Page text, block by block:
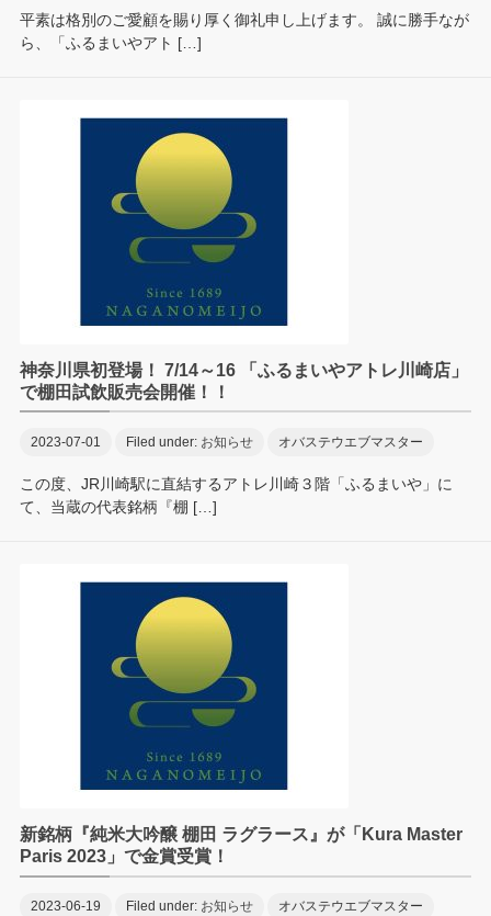
平素は格別のご愛顧を賜り厚く御礼申し上げます。 誠に勝手なが
ら、「ふるまいやアト […]
神奈川県初登場！ 7/14～16 「ふるまいやアトレ川崎店」
で棚田試飲販売会開催！！
2023-07-01 Filed under: お知らせ オバステウエブマスター
この度、JR川崎駅に直結するアトレ川崎３階「ふるまいや」に
て、当蔵の代表銘柄『棚 […]
新銘柄『純米大吟醸 棚田 ラグラース』が「Kura Master
Paris 2023」で金賞受賞！
2023-06-19 Filed under: お知らせ オバステウエブマスター